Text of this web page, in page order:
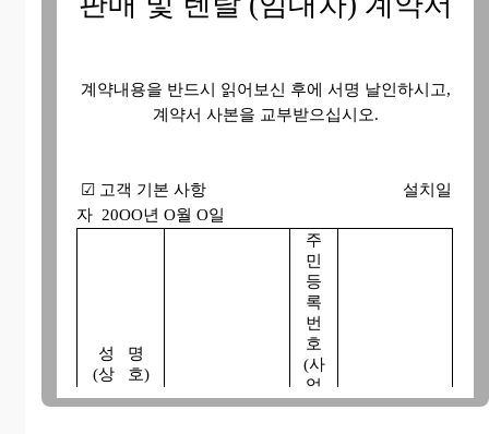
계약내용을 반드시 읽어보신 후에 서명 날인하시고,
계약서 사본을 교부받으십시오.
☑ 고객 기본 사항 설치일
자 20OO년 O월 O일
성 명
(상 호)
주
민
등
록
번
호
(사
업
자